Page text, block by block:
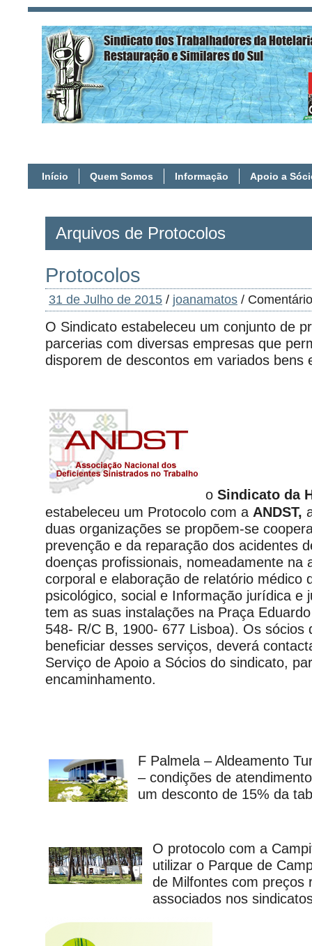
Início Quem Somos Informação Apoio a
Arquivos de Protocolos
Protocolos
31 de Julho de 2015 / joanamatos /
O Sindicato estabeleceu um conjunto de
parcerias com diversas empresas que
disporem de descontos em variados bens
o Sindicato da
estabeleceu um Protocolo com a ANDST,
duas organizações se propõem-se
prevenção e da reparação dos acidentes
doenças profissionais, nomeadamente na
corporal e elaboração de relatório médico
psicológico, social e Informação jurídica e
tem as suas instalações na Praça
548- R/C B, 1900- 677 Lisboa). Os sócios
beneficiar desses serviços, deverá
Serviço de Apoio a Sócios do sindicato,
encaminhamento.
F Palmela – Aldeamento
– condições de
um desconto de 15% da
O protocolo com a
utilizar o Parque de
de Milfontes com preços
associados nos